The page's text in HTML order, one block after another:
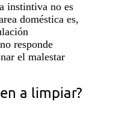
instintiva no es
doméstica es,
responde
el malestar
a limpiar?